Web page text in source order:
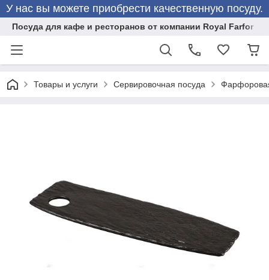
У нас вы можете приобрести качественную посуду.
Посуда для кафе и ресторанов от компании Royal Farfor
Товары и услуги Сервировочная посуда